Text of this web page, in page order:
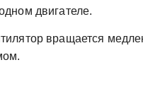
двигателе.
вращается